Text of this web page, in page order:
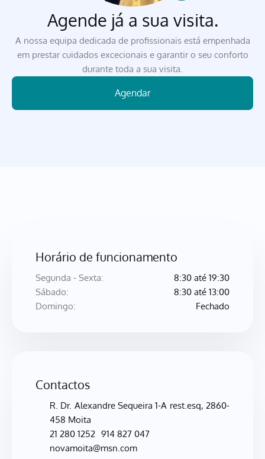
Agende já a sua visita.
A nossa equipa dedicada de profissionais está empenhada
em prestar cuidados excecionais e garantir o seu conforto
durante toda a sua visita.
Agendar
Horário de funcionamento
Segunda - Sexta:
8:30 até 19:30
Sábado:
8:30 até 13:00
Domingo:
Fechado
Contactos
R. Dr. Alexandre Sequeira 1-A rest.esq, 2860-
458 Moita
21 280 1252 914 827 047
novamoita@msn.com